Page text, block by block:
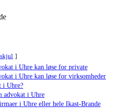
skjul
i Uhre kan løse for private
i Uhre kan løse for virksomheder
i Uhre?
advokat i Uhre
i Uhre eller hele Ikast-Brande